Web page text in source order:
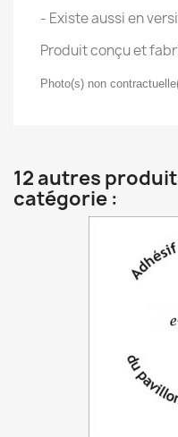
- Existe aussi en
Produit conçu et
Photo(s) non
12 autres
catégorie :